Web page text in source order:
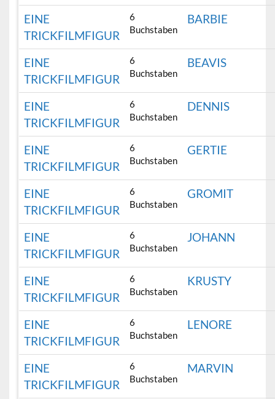
EINE
TRICKFILMFIGUR
6
Buchstaben
BARBIE
EINE
TRICKFILMFIGUR
6
Buchstaben
BEAVIS
EINE
TRICKFILMFIGUR
6
Buchstaben
DENNIS
EINE
TRICKFILMFIGUR
6
Buchstaben
GERTIE
EINE
TRICKFILMFIGUR
6
Buchstaben
GROMIT
EINE
TRICKFILMFIGUR
6
Buchstaben
JOHANN
EINE
TRICKFILMFIGUR
6
Buchstaben
KRUSTY
EINE
TRICKFILMFIGUR
6
Buchstaben
LENORE
EINE
TRICKFILMFIGUR
6
Buchstaben
MARVIN